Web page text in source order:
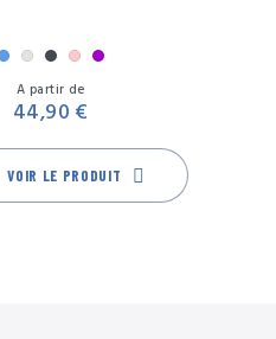
BleuGrisNoirRoseViolet
A partir de
44,90 €
VOIR LE PRODUIT